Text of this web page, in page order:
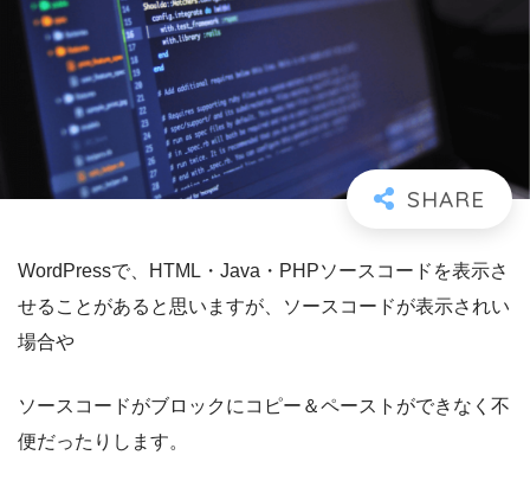
WordPressで、HTML・Java・PHPソースコードを表示さ
せることがあると思いますが、ソースコードが表示されい
場合や
ソースコードがブロックにコピー＆ペーストができなく不
便だったりします。